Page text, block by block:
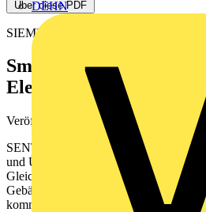
DEHN
Über diese PDF
SIEMENS
Smarte Lösungen für die
Elektroinstallation
Veröffentlicht: 20. März 2025
·
SENTRON Schutzgeräte von Siemens
und Überlast, Funktionsausfällen und
Gleichzeitig müssen sie neue digitale
Gebäuden und Anlagen bewältigen.
kommunikationsfähige